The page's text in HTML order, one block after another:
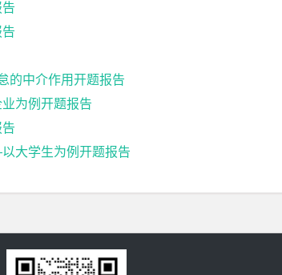
的中介作用开题报告
为例开题报告
大学生为例开题报告